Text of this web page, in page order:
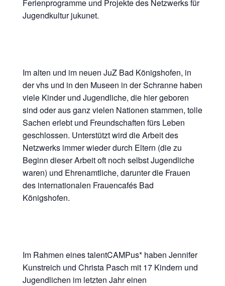
Ferienprogramme und Projekte des Netzwerks für
Jugendkultur jukunet.
Im alten und im neuen JuZ Bad Königshofen, in
der vhs und in den Museen in der Schranne haben
viele Kinder und Jugendliche, die hier geboren
sind oder aus ganz vielen Nationen stammen, tolle
Sachen erlebt und Freundschaften fürs Leben
geschlossen. Unterstützt wird die Arbeit des
Netzwerks immer wieder durch Eltern (die zu
Beginn dieser Arbeit oft noch selbst Jugendliche
waren) und Ehrenamtliche, darunter die Frauen
des internationalen Frauencafés Bad
Königshofen.
Im Rahmen eines talentCAMPus* haben Jennifer
Kunstreich und Christa Pasch mit 17 Kindern und
Jugendlichen im letzten Jahr einen